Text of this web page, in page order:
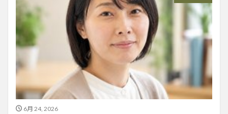
6月 24, 2026